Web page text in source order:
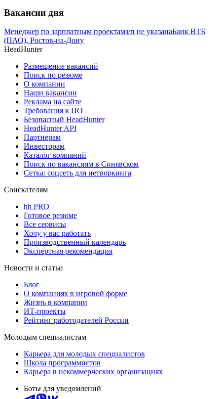
Вакансии дня
Менеджер по зарплатным проектамз/п не указанаБанк ВТБ
(ПАО), Ростов-на-Дону
HeadHunter
Размещение вакансий
Поиск по резюме
О компании
Наши вакансии
Реклама на сайте
Требования к ПО
Безопасный HeadHunter
HeadHunter API
Партнерам
Инвесторам
Каталог компаний
Поиск по вакансиям в Синявском
Сетка: соцсеть для нетворкинга
Соискателям
hh PRO
Готовое резюме
Все сервисы
Хочу у вас работать
Производственный календарь
Экспертная рекомендация
Новости и статьи
Блог
О компаниях в игровой форме
Жизнь в компании
ИТ-проекты
Рейтинг работодателей России
Молодым специалистам
Карьера для молодых специалистов
Школа программистов
Карьера в некоммерческих организациях
Боты для уведомлений